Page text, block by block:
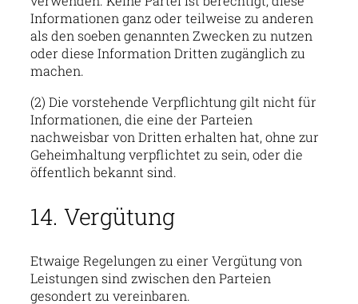
Informationen ganz oder teilweise zu anderen
als den soeben genannten Zwecken zu nutzen
oder diese Information Dritten zugänglich zu
machen.
(2) Die vorstehende Verpflichtung gilt nicht für
Informationen, die eine der Parteien
nachweisbar von Dritten erhalten hat, ohne zur
Geheimhaltung verpflichtet zu sein, oder die
öffentlich bekannt sind.
14. Vergütung
Etwaige Regelungen zu einer Vergütung von
Leistungen sind zwischen den Parteien
gesondert zu vereinbaren.